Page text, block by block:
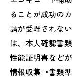
ることが成功の
請が受理されな
は、本人確認書
性能証明書など
情報収集→書類